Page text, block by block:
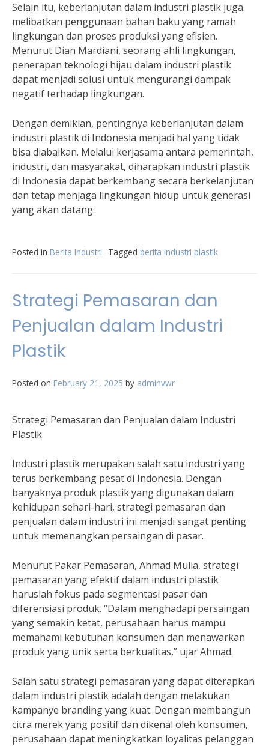
Selain itu, keberlanjutan dalam industri plastik juga
melibatkan penggunaan bahan baku yang ramah
lingkungan dan proses produksi yang efisien.
Menurut Dian Mardiani, seorang ahli lingkungan,
penerapan teknologi hijau dalam industri plastik
dapat menjadi solusi untuk mengurangi dampak
negatif terhadap lingkungan.
Dengan demikian, pentingnya keberlanjutan dalam
industri plastik di Indonesia menjadi hal yang tidak
bisa diabaikan. Melalui kerjasama antara pemerintah,
industri, dan masyarakat, diharapkan industri plastik
di Indonesia dapat berkembang secara berkelanjutan
dan tetap menjaga lingkungan hidup untuk generasi
yang akan datang.
Posted in Berita Industri Tagged berita industri plastik
Strategi Pemasaran dan
Penjualan dalam Industri
Plastik
Posted on February 21, 2025 by adminvwr
Strategi Pemasaran dan Penjualan dalam Industri
Plastik
Industri plastik merupakan salah satu industri yang
terus berkembang pesat di Indonesia. Dengan
banyaknya produk plastik yang digunakan dalam
kehidupan sehari-hari, strategi pemasaran dan
penjualan dalam industri ini menjadi sangat penting
untuk memenangkan persaingan di pasar.
Menurut Pakar Pemasaran, Ahmad Mulia, strategi
pemasaran yang efektif dalam industri plastik
haruslah fokus pada segmentasi pasar dan
diferensiasi produk. “Dalam menghadapi persaingan
yang semakin ketat, perusahaan harus mampu
memahami kebutuhan konsumen dan menawarkan
produk yang unik serta berkualitas,” ujar Ahmad.
Salah satu strategi pemasaran yang dapat diterapkan
dalam industri plastik adalah dengan melakukan
kampanye branding yang kuat. Dengan membangun
citra merek yang positif dan dikenal oleh konsumen,
perusahaan dapat meningkatkan loyalitas pelanggan